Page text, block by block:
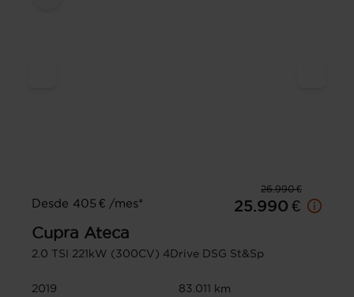
26.990 €
Desde 405 € /mes*
25.990 €
Cupra Ateca
2.0 TSI 221kW (300CV) 4Drive DSG St&Sp
2019
83.011 km